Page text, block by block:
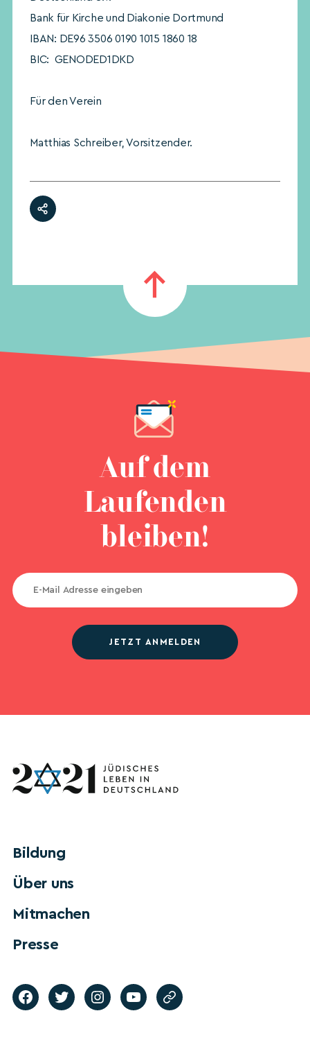
Bank für Kirche und Diakonie Dortmund
IBAN: DE96 3506 0190 1015 1860 18
BIC: GENODED1DKD
Für den Verein
Matthias Schreiber, Vorsitzender.
Auf dem
Laufenden
bleiben!
JETZT ANMELDEN
Bildung
Über uns
Mitmachen
Presse